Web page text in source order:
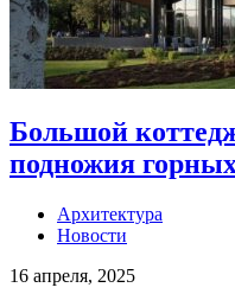
Большой
подножия
Архитектура
Новости
16 апреля, 2025